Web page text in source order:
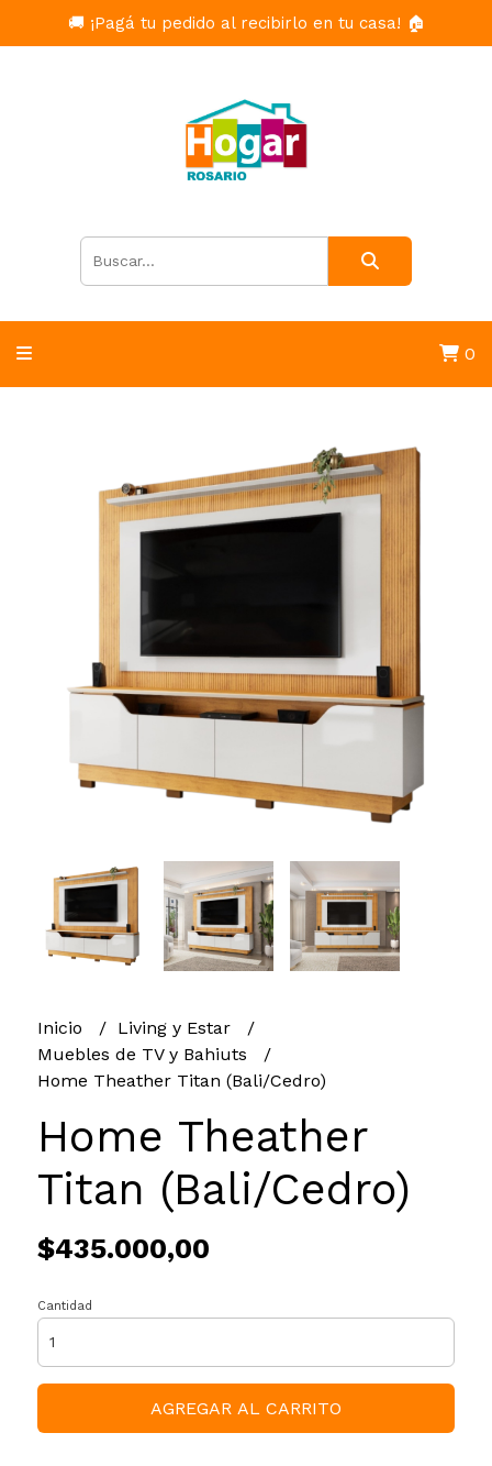
🚚 ¡Pagá tu pedido al recibirlo en tu casa! 🏠
0
Inicio
Living y Estar
Muebles de TV y Bahiuts
Home Theather Titan (Bali/Cedro)
Home Theather
Titan (Bali/Cedro)
$435.000,00
Cantidad
AGREGAR AL CARRITO